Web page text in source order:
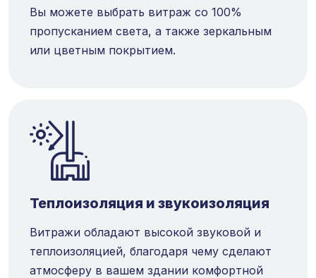
Вы можете выбрать витраж со 100%
пропусканием света, а также зеркальным
или цветным покрытием.
Теплоизоляция и звукоизоляция
Витражи обладают высокой звуковой и
теплоизоляцией, благодаря чему сделают
атмосферу в вашем здании комфортной